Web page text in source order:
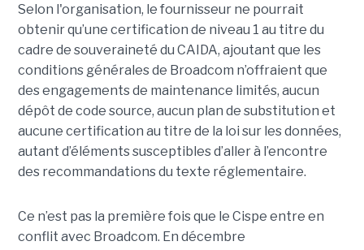
Selon l'organisation, le fournisseur ne pourrait
obtenir qu’une certification de niveau 1 au titre du
cadre de souveraineté du CAIDA, ajoutant que les
conditions générales de Broadcom n’offraient que
des engagements de maintenance limités, aucun
dépôt de code source, aucun plan de substitution et
aucune certification au titre de la loi sur les données,
autant d’éléments susceptibles d’aller à l’encontre
des recommandations du texte réglementaire.
Ce n’est pas la première fois que le Cispe entre en
conflit avec Broadcom. En décembre